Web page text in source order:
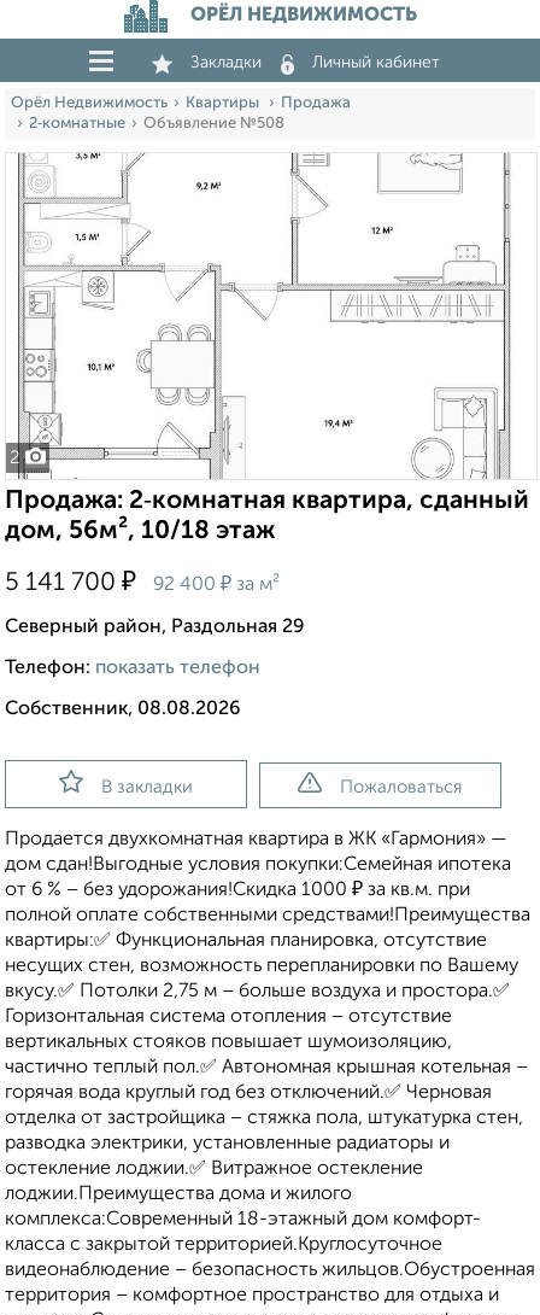
ОРЁЛ НЕДВИЖИМОСТЬ
Закладки Личный кабинет
Орёл Недвижимость Квартиры
Продажа
2‑комнатные
Объявление №508
2
Продажа: 2‑комнатная квартира, сданный
дом, 56м², 10/18 этаж
5 141 700 ₽ 92 400 ₽ за м²
Северный район, Раздольная 29
Телефон: показать телефон
Собственник, 08.08.2026
В закладки Пожаловаться
Продается двухкомнатная квартира в ЖК «Гармония» —
дом сдан!Выгодные условия покупки:Семейная ипотека
от 6 % – без удорожания!Скидка 1000 ₽ за кв.м. при
полной оплате собственными средствами!Преимущества
квартиры:✅ Функциональная планировка, отсутствие
несущих стен, возможность перепланировки по Вашему
вкусу.✅ Потолки 2,75 м – больше воздуха и простора.✅
Горизонтальная система отопления – отсутствие
вертикальных стояков повышает шумоизоляцию,
частично теплый пол.✅ Автономная крышная котельная –
горячая вода круглый год без отключений.✅ Черновая
отделка от застройщика – стяжка пола, штукатурка стен,
разводка электрики, установленные радиаторы и
остекление лоджии.✅ Витражное остекление
лоджии.Преимущества дома и жилого
комплекса:Современный 18-этажный дом комфорт-
класса с закрытой территорией.Круглосуточное
видеонаблюдение – безопасность жильцов.Обустроенная
территория – комфортное пространство для отдыха и